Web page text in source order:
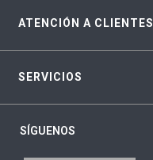
ATENCIÓN A CLIENTES
SERVICIOS
SÍGUENOS